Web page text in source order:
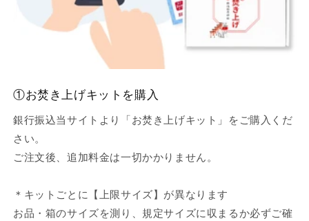
①お焚き上げキットを購入
銀行振込当サイトより「お焚き上げキット」をご購入くだ
さい。
ご注文後、追加料金は一切かかりません。
＊キットごとに【上限サイズ】が異なります
お品・箱のサイズを測り、規定サイズに収まるか必ずご確